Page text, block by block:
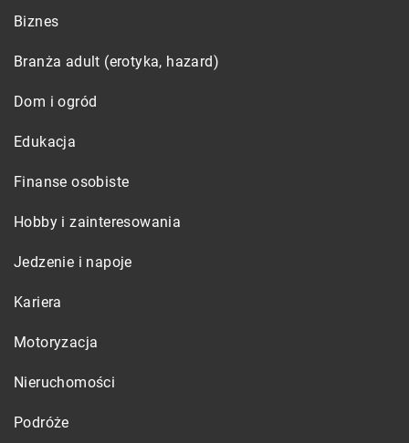
Biznes
Branża adult (erotyka, hazard)
Dom i ogród
Edukacja
Finanse osobiste
Hobby i zainteresowania
Jedzenie i napoje
Kariera
Motoryzacja
Nieruchomości
Podróże